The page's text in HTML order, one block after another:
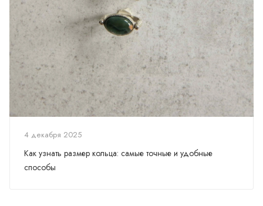
4 декабря 2025
Как узнать размер кольца: самые точные и удобные
способы